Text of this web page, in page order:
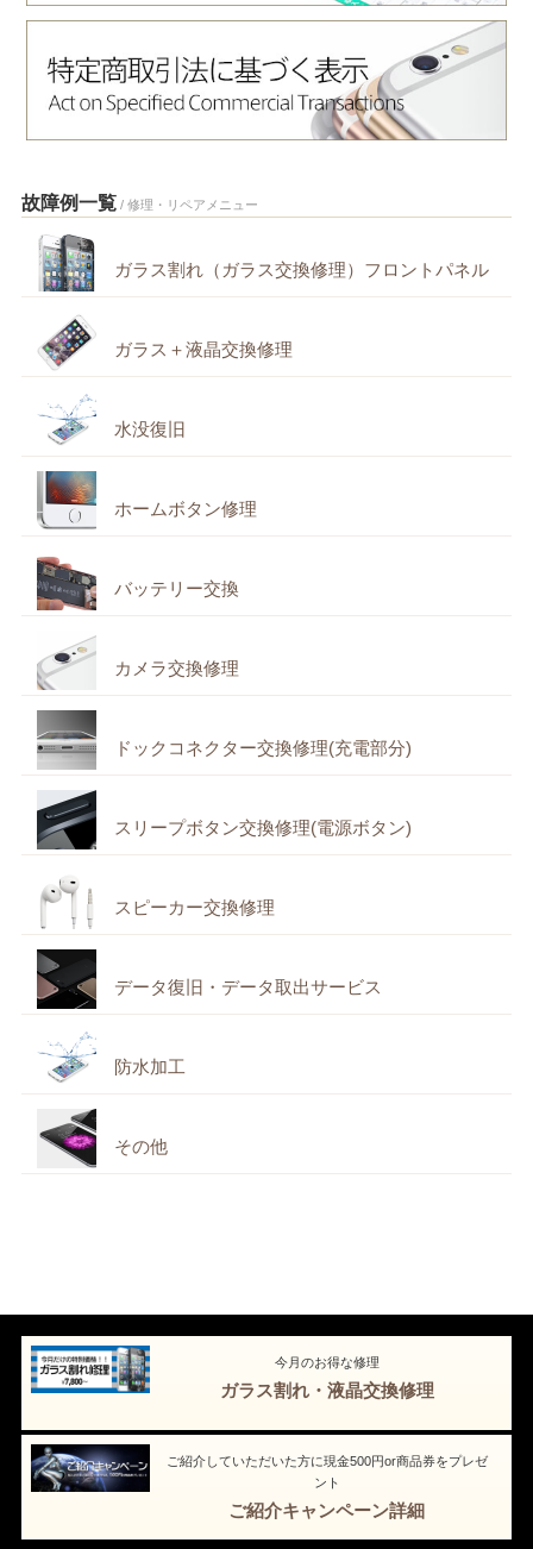
故障例一覧 / 修理・リペアメニュー
ガラス割れ（ガラス交換修理）フロントパネル
ガラス＋液晶交換修理
水没復旧
ホームボタン修理
バッテリー交換
カメラ交換修理
ドックコネクター交換修理(充電部分)
スリープボタン交換修理(電源ボタン)
スピーカー交換修理
データ復旧・データ取出サービス
防水加工
その他
今月のお得な修理
ガラス割れ・液晶交換修理
ご紹介していただいた方に現金500円or商品券をプレゼ
ント
ご紹介キャンペーン詳細